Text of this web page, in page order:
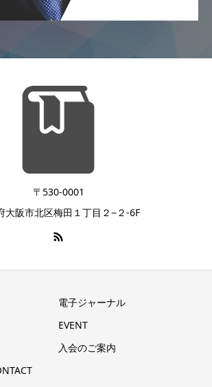
〒530-0001
大阪市北区梅田１丁目２−２-6F
電子ジャーナル
EVENT
入会のご案内